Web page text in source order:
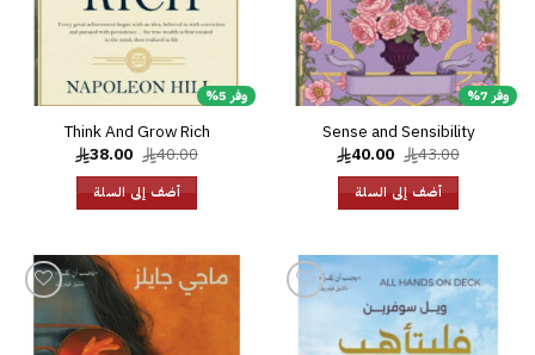
وفر 7%
Sense and Sensibility
43.00
السعر
الأصلي
هو:
43.00.
40.00 السعر
الحالي
هو: أضف إلى السلة
وفر 5%
Think And Grow Rich
40.00
السعر
الأصلي
هو:
40.00.
38.00 السعر
الحالي
هو: أضف إلى السلة
قائمة
إلى
قائمة